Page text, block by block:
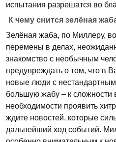
испытания разрешатся во
К чему снится зелёная
Зелёная жаба, по Миллеру,
перемены в делах,
знакомство с необычным
предупреждать о том, что в
новые люди с
большую жабу – к сложности
необходимости проявить
ждите новостей, которые
дальнейший ход событий.